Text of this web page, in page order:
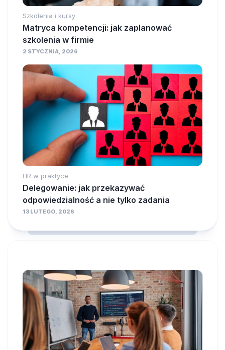
Szkolenia i kursy
Matryca kompetencji: jak zaplanować
szkolenia w firmie
2 STYCZNIA, 2026
HR w praktyce
Delegowanie: jak przekazywać
odpowiedzialność a nie tylko zadania
13 LUTEGO, 2026